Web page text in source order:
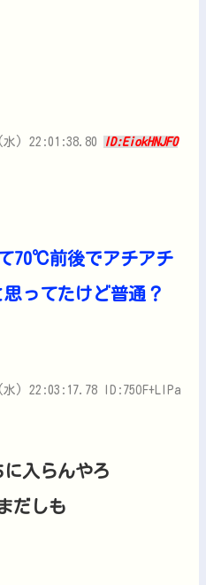
水) 22:01:38.80 ID:EiokHNJF0
て70℃前後でアチアチ
ってたけど普通？
水) 22:03:17.78 ID:75OF+LIPa
入らんやろ
だしも